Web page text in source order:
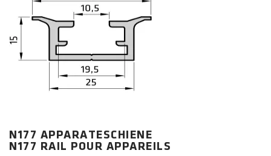
N177 APPARATESCHIENE
N177 RAIL POUR APPAREILS